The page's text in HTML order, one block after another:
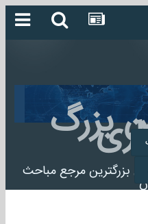
بزرگ
بزرگترین مرجع مباحث